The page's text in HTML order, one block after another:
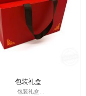
包装礼盒
包装礼盒